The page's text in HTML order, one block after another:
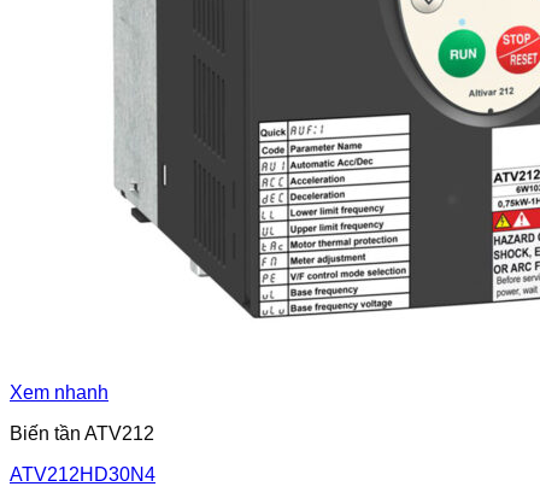
Xem nhanh
Biến tần ATV212
ATV212HD30N4